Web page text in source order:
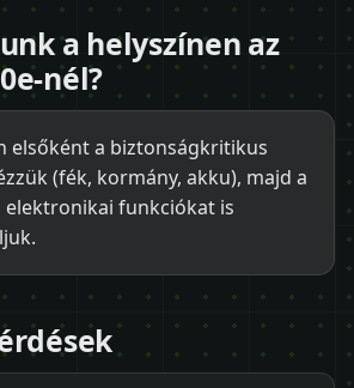
a helyszínen az
nél?
elsőként a biztonságkritikus
(fék, kormány, akku), majd a
elektronikai funkciókat is